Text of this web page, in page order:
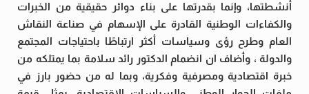
أنشطتها، وإنما بقدرتها على بناء دوائر حقيقية من الخبرات
والكفاءات الوطنية القادرة على الإسهام في صناعة النقاش
العام وطرح رؤى وسياسات أكثر ارتباطًا باحتياجات المجتمع
والدولة ، وأضاف ان انضمام الدكتور رائد سلامة بما يمتلكه من
خبرة اقتصادية ومصرفية وفكرية، وبما له من حضور بارز في